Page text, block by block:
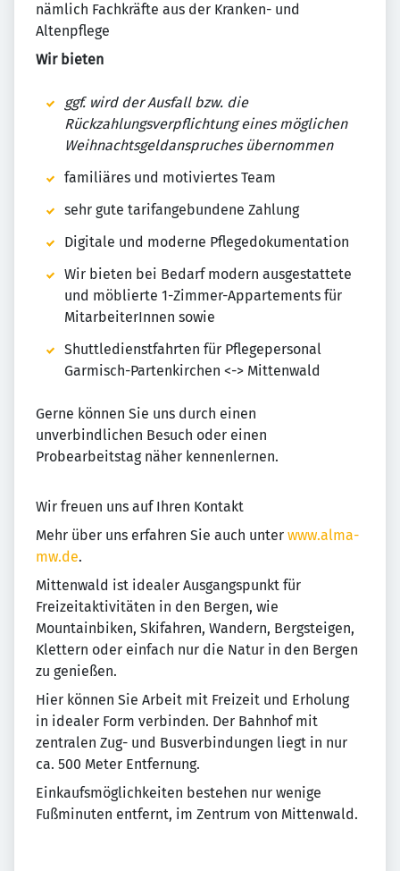
nämlich Fachkräfte aus der Kranken- und
Altenpflege
Wir bieten
ggf. wird der Ausfall bzw. die
Rückzahlungsverpflichtung eines möglichen
Weihnachtsgeldanspruches übernommen
familiäres und motiviertes Team
sehr gute tarifangebundene Zahlung
Digitale und moderne Pflegedokumentation
Wir bieten bei Bedarf modern ausgestattete
und möblierte 1-Zimmer-Appartements für
MitarbeiterInnen sowie
Shuttledienstfahrten für Pflegepersonal
Garmisch-Partenkirchen <-> Mittenwald
Gerne können Sie uns durch einen
unverbindlichen Besuch oder einen
Probearbeitstag näher kennenlernen.
Wir freuen uns auf Ihren Kontakt
Mehr über uns erfahren Sie auch unter www.alma-
mw.de.
Mittenwald ist idealer Ausgangspunkt für
Freizeitaktivitäten in den Bergen, wie
Mountainbiken, Skifahren, Wandern, Bergsteigen,
Klettern oder einfach nur die Natur in den Bergen
zu genießen.
Hier können Sie Arbeit mit Freizeit und Erholung
in idealer Form verbinden. Der Bahnhof mit
zentralen Zug- und Busverbindungen liegt in nur
ca. 500 Meter Entfernung.
Einkaufsmöglichkeiten bestehen nur wenige
Fußminuten entfernt, im Zentrum von Mittenwald.